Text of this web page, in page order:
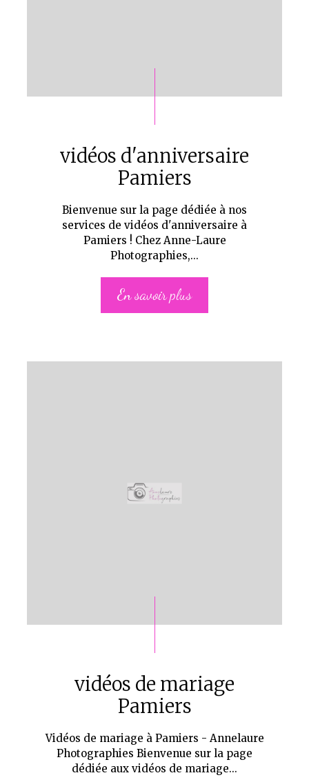
vidéos d'anniversaire
Pamiers
Bienvenue sur la page dédiée à nos
services de vidéos d'anniversaire à
Pamiers ! Chez Anne-Laure
Photographies,...
En savoir plus
vidéos de mariage
Pamiers
Vidéos de mariage à Pamiers - Annelaure
Photographies Bienvenue sur la page
dédiée aux vidéos de mariage...